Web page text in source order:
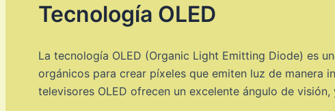
Tecnología OLED
La tecnología OLED (Organic Light Emitting Diode) es
orgánicos para crear píxeles que emiten luz de manera
televisores OLED ofrecen un excelente ángulo de